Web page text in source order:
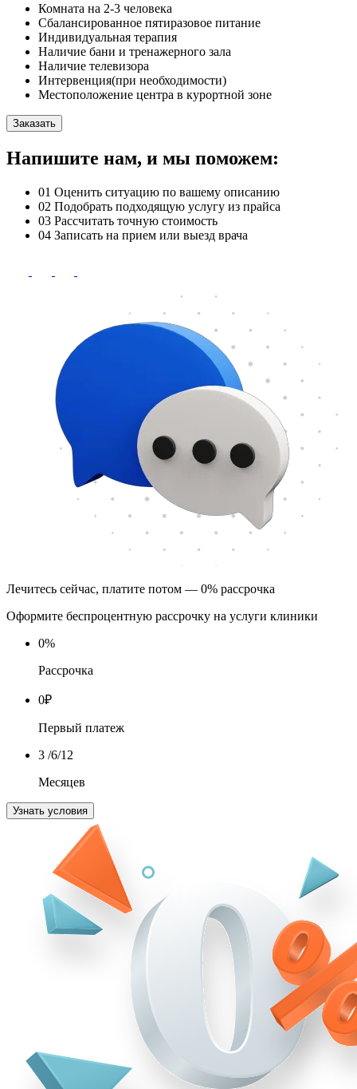
Комната на 2-3 человека
Сбалансированное пятиразовое питание
Индивидуальная терапия
Наличие бани и тренажерного зала
Наличие телевизора
Интервенция(при необходимости)
Местоположение центра в курортной зоне
Заказать
Напишите нам, и мы поможем:
01 Оценить ситуацию по вашему описанию
02 Подобрать подходящую услугу из прайса
03 Рассчитать точную стоимость
04 Записать на прием или выезд врача
Лечитесь сейчас, платите потом — 0% рассрочка
Оформите беспроцентную рассрочку на услуги клиники
0%
Рассрочка
0₽
Первый платеж
3 /6/12
Месяцев
Узнать условия